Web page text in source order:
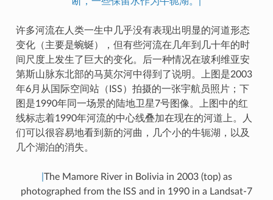
许多河流在人类一生中几乎没有表现出明显的河道形态
变化（主要是蜿蜒），但有些河流在几年到几十年的时
间尺度上发生了巨大的变化。后一种情况在玻利维亚安
第斯山脉东北部的马莫尔河中得到了说明。上图是2003
年6月从国际空间站（ISS）拍摄的一张宇航员照片；下
图是1990年同一场景的陆地卫星7号图像。上图中的红
线标志着1990年河流的中心线叠加在现在的河道上。人
们可以很容易地看到新的河曲，几个小的牛轭湖，以及
几个湖泊的消失。
The Mamore River in Bolivia in 2003 (top) as
photographed from the ISS and in 1990 in a Landsat-7